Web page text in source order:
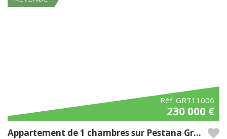
Réf. GRT11006
230 000 €
Appartement de 1 chambres sur Pestana Gramacho Residences – Algarve